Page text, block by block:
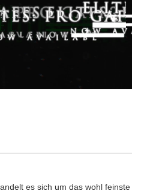
es sich um das wohl feinste